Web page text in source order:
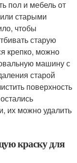
пол и мебель от
старыми
чтобы
старую
крепко, можно
машину с
старой
поверхность
их можно удалить
краску для